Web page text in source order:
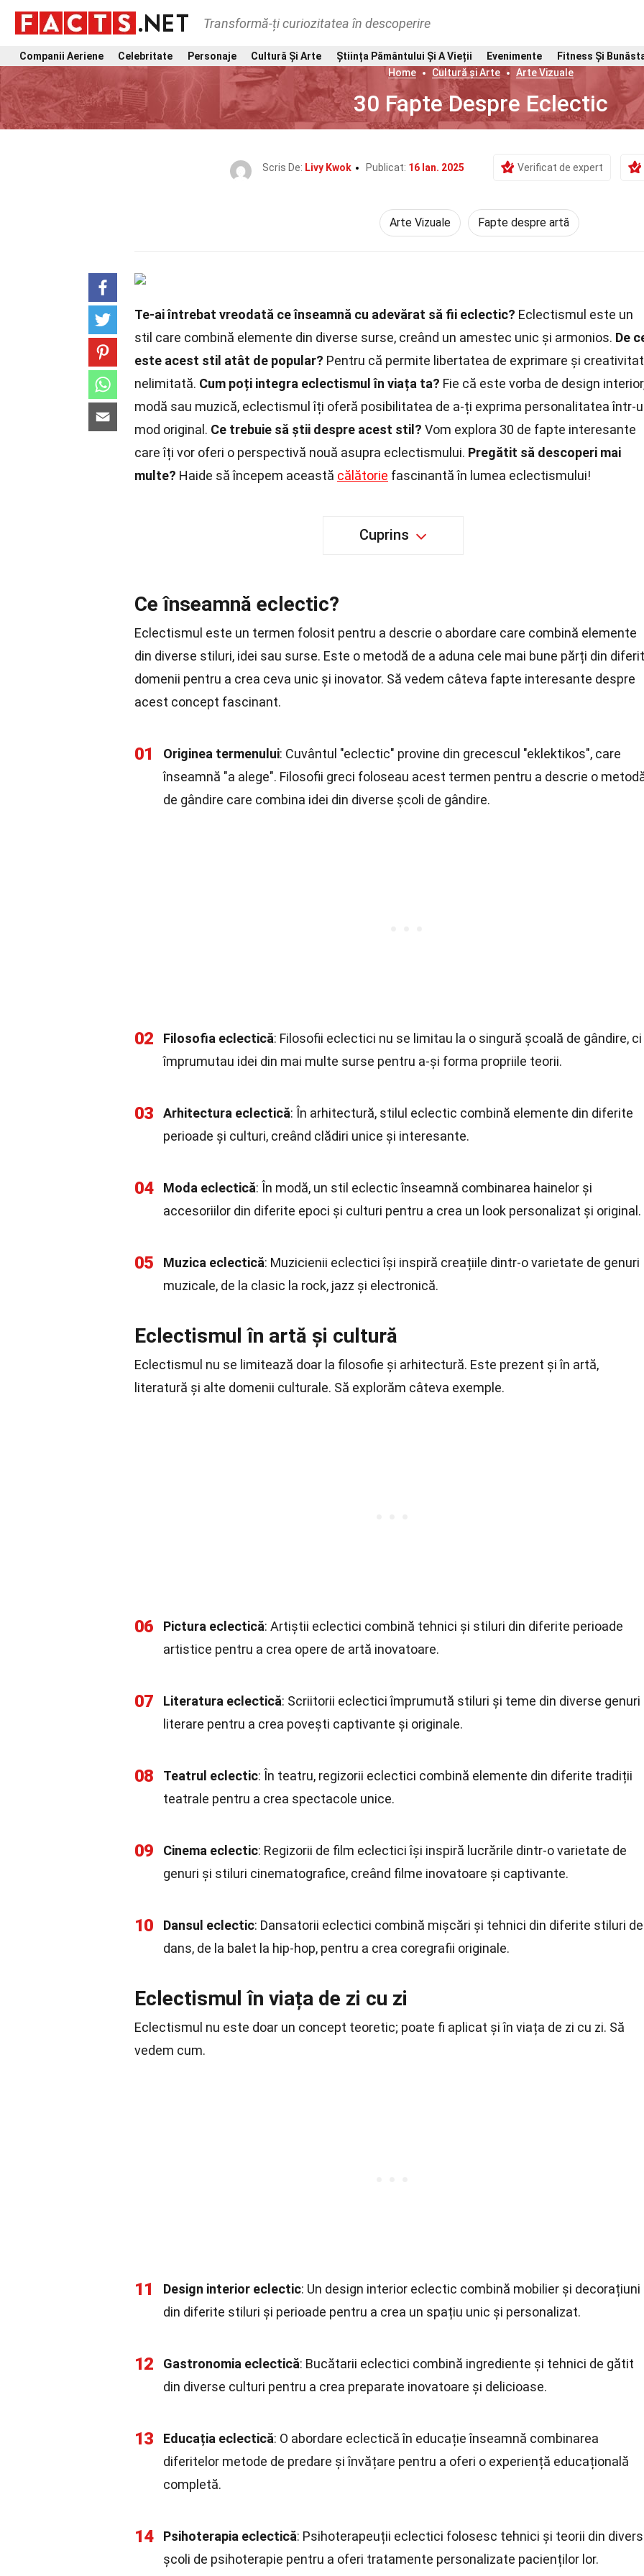
Transformă-ți curiozitatea în descoperire
Companii Aeriene Celebritate Personaje Cultură Și Arte Știința Pământului Și A Vieții Evenimente
Fitness Și
Home
Cultură și Arte Arte Vizuale
30 Fapte Despre Eclectic
Scris De: Livy Kwok Publicat: 16 Ian. 2025 Verificat de expert
Arte Vizuale Fapte despre artă
Te-ai întrebat vreodată ce înseamnă cu adevărat să fii eclectic? Eclectismul este un
stil care combină elemente din diverse surse, creând un amestec unic și armonios. De
este acest stil atât de popular? Pentru că permite libertatea de exprimare și
nelimitată. Cum poți integra eclectismul în viața ta? Fie că este vorba de design
modă sau muzică, eclectismul îți oferă posibilitatea de a-ți exprima personalitatea într-
mod original. Ce trebuie să știi despre acest stil? Vom explora 30 de fapte interesante
care îți vor oferi o perspectivă nouă asupra eclectismului. Pregătit să descoperi mai
multe? Haide să începem această călătorie fascinantă în lumea eclectismului!
Cuprins
Ce înseamnă eclectic?
Eclectismul este un termen folosit pentru a descrie o abordare care combină elemente
din diverse stiluri, idei sau surse. Este o metodă de a aduna cele mai bune părți din
domenii pentru a crea ceva unic și inovator. Să vedem câteva fapte interesante despre
acest concept fascinant.
01 Originea termenului: Cuvântul "eclectic" provine din grecescul "eklektikos", care
înseamnă "a alege". Filosofii greci foloseau acest termen pentru a descrie o
de gândire care combina idei din diverse școli de gândire.
02 Filosofia eclectică: Filosofii eclectici nu se limitau la o singură școală de gândire, ci
împrumutau idei din mai multe surse pentru a-și forma propriile teorii.
03 Arhitectura eclectică: În arhitectură, stilul eclectic combină elemente din diferite
perioade și culturi, creând clădiri unice și interesante.
04 Moda eclectică: În modă, un stil eclectic înseamnă combinarea hainelor și
accesoriilor din diferite epoci și culturi pentru a crea un look personalizat și original.
05 Muzica eclectică: Muzicienii eclectici își inspiră creațiile dintr-o varietate de genuri
muzicale, de la clasic la rock, jazz și electronică.
Eclectismul în artă și cultură
Eclectismul nu se limitează doar la filosofie și arhitectură. Este prezent și în artă,
literatură și alte domenii culturale. Să explorăm câteva exemple.
06 Pictura eclectică: Artiștii eclectici combină tehnici și stiluri din diferite perioade
artistice pentru a crea opere de artă inovatoare.
07 Literatura eclectică: Scriitorii eclectici împrumută stiluri și teme din diverse genuri
literare pentru a crea povești captivante și originale.
08 Teatrul eclectic: În teatru, regizorii eclectici combină elemente din diferite tradiții
teatrale pentru a crea spectacole unice.
09 Cinema eclectic: Regizorii de film eclectici își inspiră lucrările dintr-o varietate de
genuri și stiluri cinematografice, creând filme inovatoare și captivante.
10 Dansul eclectic: Dansatorii eclectici combină mișcări și tehnici din diferite stiluri de
dans, de la balet la hip-hop, pentru a crea coregrafii originale.
Eclectismul în viața de zi cu zi
Eclectismul nu este doar un concept teoretic; poate fi aplicat și în viața de zi cu zi. Să
vedem cum.
11 Design interior eclectic: Un design interior eclectic combină mobilier și decorațiuni
din diferite stiluri și perioade pentru a crea un spațiu unic și personalizat.
12 Gastronomia eclectică: Bucătarii eclectici combină ingrediente și tehnici de gătit
din diverse culturi pentru a crea preparate inovatoare și delicioase.
13 Educația eclectică: O abordare eclectică în educație înseamnă combinarea
diferitelor metode de predare și învățare pentru a oferi o experiență educațională
completă.
14 Psihoterapia eclectică: Psihoterapeuții eclectici folosesc tehnici și teorii din
școli de psihoterapie pentru a oferi tratamente personalizate pacienților lor.